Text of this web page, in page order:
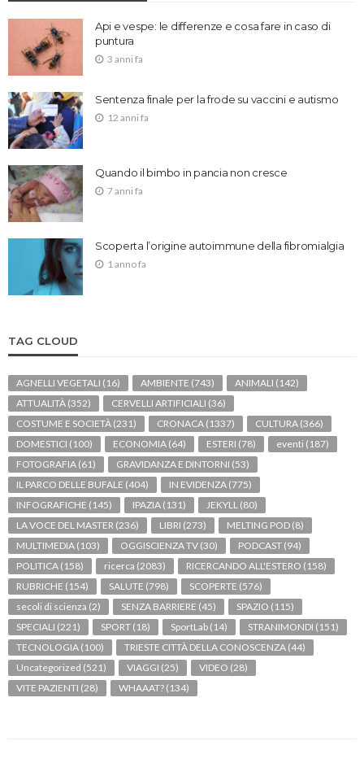
Api e vespe: le differenze e cosa fare in caso di
puntura
3 anni fa
Sentenza finale per la frode su vaccini e autismo
12 anni fa
Quando il bimbo in pancia non cresce
7 anni fa
Scoperta l’origine autoimmune della fibromialgia
1 anno fa
TAG CLOUD
AGNELLI VEGETALI (16) AMBIENTE (743) ANIMALI (142)
ATTUALITÀ (352) CERVELLI ARTIFICIALI (36)
COSTUME E SOCIETÀ (231) CRONACA (1337) CULTURA (366)
DOMESTICI (100) ECONOMIA (64) ESTERI (78) eventi (187)
FOTOGRAFIA (61) GRAVIDANZA E DINTORNI (53)
IL PARCO DELLE BUFALE (404) IN EVIDENZA (775)
INFOGRAFICHE (145) IPAZIA (131) JEKYLL (80)
LA VOCE DEL MASTER (236) LIBRI (273) MELTING POD (8)
MULTIMEDIA (103) OGGISCIENZA TV (30) PODCAST (94)
POLITICA (158) ricerca (2083) RICERCANDO ALL'ESTERO (158)
RUBRICHE (154) SALUTE (798) SCOPERTE (576)
secoli di scienza (2) SENZA BARRIERE (45) SPAZIO (115)
SPECIALI (221) SPORT (18) SportLab (14) STRANIMONDI (151)
TECNOLOGIA (100) TRIESTE CITTÀ DELLA CONOSCENZA (44)
Uncategorized (521) VIAGGI (25) VIDEO (28)
VITE PAZIENTI (28) WHAAAT? (134)